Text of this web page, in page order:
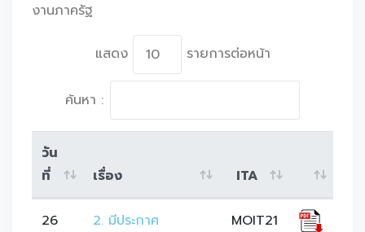
งานภาครัฐ
แสดง รายการต่อหน้า
ค้นหา :
วัน
ที่
เรื่อง ITA
26
2. มีประกาศ
MOIT21